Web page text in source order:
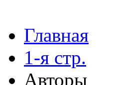
Главная
1-я стр.
Авторы